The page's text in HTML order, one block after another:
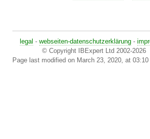
legal - webseiten-datenschutzerklärung-
© Copyright IBExpert Ltd 2002-2026
Page last modified on March 23, 2020, at